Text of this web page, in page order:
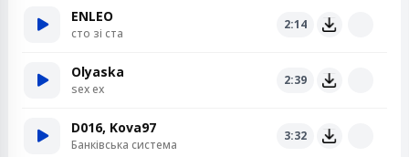
ENLEO
сто зі ста
2:14
Olyaska
sex ex
2:39
D016, Kova97
Банківська система
3:32